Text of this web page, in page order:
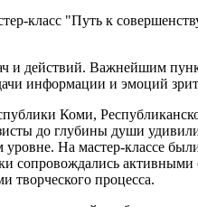
класс "Путь к
действий. Важнейшим
информации и эмоций
Коми,
до глубины души
На мастер-классе
сопровождались
творческого процесса.